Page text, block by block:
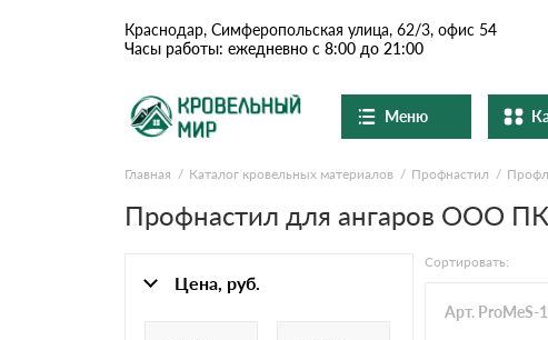
Краснодар, Симферопольская улица, 62/3, офис 54
Часы работы: ежедневно с 8:00 до 21:00
Меню
О компании
Доставка и оплата
Вопросы-ответы
Ондулин и шифер
Сланцевая кровля
Главная Каталог кровельных материалов Профнастил
Профнастил для ангаров ООО
Цена, руб.
Сортировать:
Арт. ProMeS-